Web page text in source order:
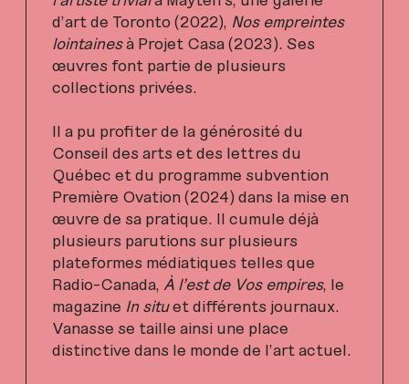
d’art de Toronto (2022), Nos empreintes
lointainesà Projet Casa (2023). Ses
œuvres font partie de plusieurs
collections privées.
Il a pu profiter de la générosité du
Conseil des arts et des lettres du
Québec et du programme subvention
Première Ovation (2024) dans la mise en
œuvre de sa pratique. Il cumule déjà
plusieurs parutions sur plusieurs
plateformes médiatiques telles que
Radio-Canada, À l’est de Vos empires, le
magazine In situet différents journaux.
Vanasse se taille ainsi une place
distinctive dans le monde de l’art actuel.